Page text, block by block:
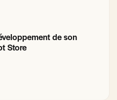
de son
Store